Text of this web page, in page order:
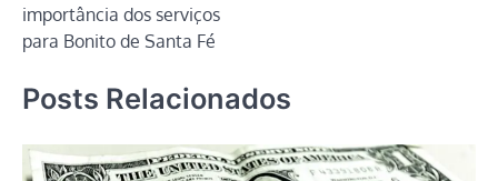
importância dos serviços
para Bonito de Santa Fé
Posts Relacionados